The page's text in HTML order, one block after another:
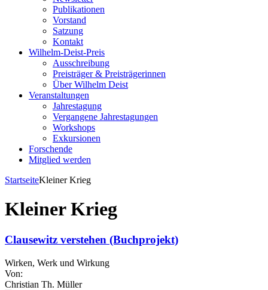
Publikationen
Vorstand
Satzung
Kontakt
Wilhelm-Deist-Preis
Ausschreibung
Preisträger & Preisträgerinnen
Über Wilhelm Deist
Veranstaltungen
Jahrestagung
Vergangene Jahrestagungen
Workshops
Exkursionen
Forschende
Mitglied werden
StartseiteKleiner Krieg
Kleiner Krieg
Clausewitz verstehen (Buchprojekt)
Wirken, Werk und Wirkung
Von:
Christian Th. Müller